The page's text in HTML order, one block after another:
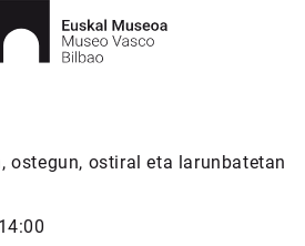
ostegun, ostiral eta larunbatetan